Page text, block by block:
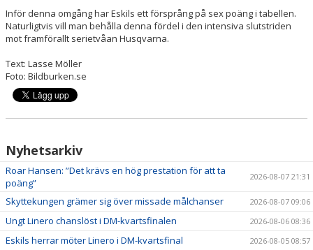
Inför denna omgång har Eskils ett försprång på sex poäng i tabellen.
Naturligtvis vill man behålla denna fördel i den intensiva slutstriden
mot framförallt serietvåan Husqvarna.
Text: Lasse Möller
Foto: Bildburken.se
Nyhetsarkiv
Roar Hansen: ”Det krävs en hög prestation för att ta
poäng”
2026-08-07 21:31
Skyttekungen grämer sig över missade målchanser 2026-08-07 09:06
Ungt Linero chanslöst i DM-kvartsfinalen 2026-08-06 08:36
Eskils herrar möter Linero i DM-kvartsfinal 2026-08-05 08:57